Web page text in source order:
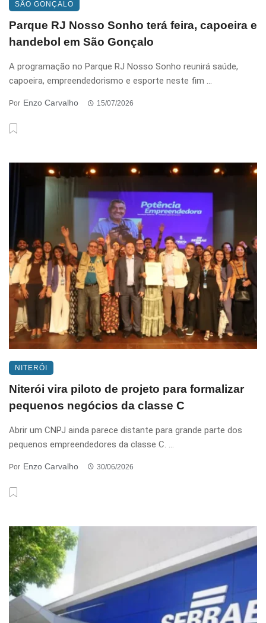
SÃO GONÇALO
Parque RJ Nosso Sonho terá feira, capoeira e
handebol em São Gonçalo
A programação no Parque RJ Nosso Sonho reunirá saúde,
capoeira, empreendedorismo e esporte neste fim ...
Por Enzo Carvalho 15/07/2026
NITERÓI
Niterói vira piloto de projeto para formalizar
pequenos negócios da classe C
Abrir um CNPJ ainda parece distante para grande parte dos
pequenos empreendedores da classe C. ...
Por Enzo Carvalho 30/06/2026